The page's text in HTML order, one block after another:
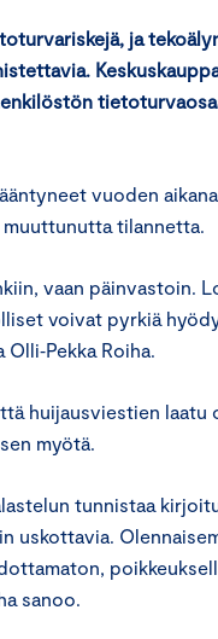
ja
vuoden
tilannetta.
vaan päinvastoin.
voivat pyrkiä
Roiha.
huijausviestien laatu
myötä.
tunnistaa
uskottavia.
sanoo.